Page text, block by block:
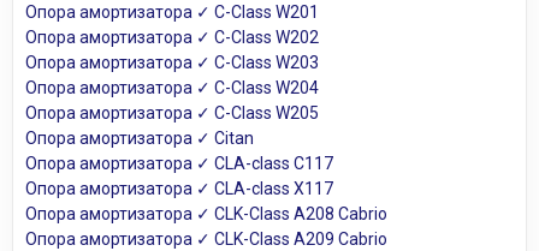
Опора амортизатора ✓ C-Class W201
Опора амортизатора ✓ C-Class W202
Опора амортизатора ✓ C-Class W203
Опора амортизатора ✓ C-Class W204
Опора амортизатора ✓ C-Class W205
Опора амортизатора ✓ Citan
Опора амортизатора ✓ CLA-class C117
Опора амортизатора ✓ CLA-class X117
Опора амортизатора ✓ CLK-Class A208 Cabrio
Опора амортизатора ✓ CLK-Class A209 Cabrio